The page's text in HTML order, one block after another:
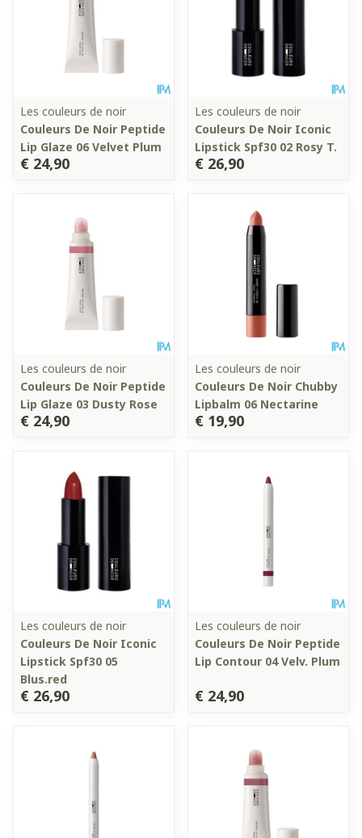
Les couleurs de noir
Couleurs De Noir Peptide
Lip Glaze 06 Velvet Plum
€ 24,90
Les couleurs de noir
Couleurs De Noir Iconic
Lipstick Spf30 02 Rosy T.
€ 26,90
Les couleurs de noir
Couleurs De Noir Peptide
Lip Glaze 03 Dusty Rose
€ 24,90
Les couleurs de noir
Couleurs De Noir Chubby
Lipbalm 06 Nectarine
€ 19,90
Les couleurs de noir
Couleurs De Noir Iconic
Lipstick Spf30 05
Blus.red
€ 26,90
Les couleurs de noir
Couleurs De Noir Peptide
Lip Contour 04 Velv. Plum
€ 24,90